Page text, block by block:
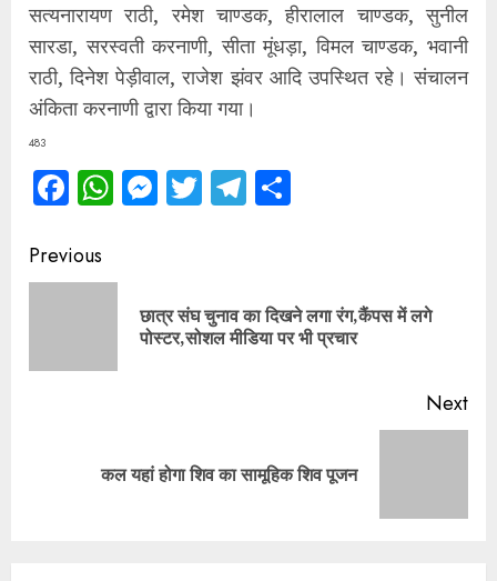
सत्यनारायण राठी, रमेश चाण्डक, हीरालाल चाण्डक, सुनील
सारडा, सरस्वती करनाणी, सीता मूंधड़ा, विमल चाण्डक, भवानी
राठी, दिनेश पेड़ीवाल, राजेश झंवर आदि उपस्थित रहे। संचालन
अंकिता करनाणी द्वारा किया गया।
483
Facebook
WhatsApp
Messenger
TwitterTelegram
Continue
Reading
Previous
छात्र संघ चुनाव का दिखने लगा रंग,कैंपस में लगे
पोस्टर,सोशल मीडिया पर भी प्रचार
Next
कल यहां होगा शिव का सामूहिक शिव पूजन